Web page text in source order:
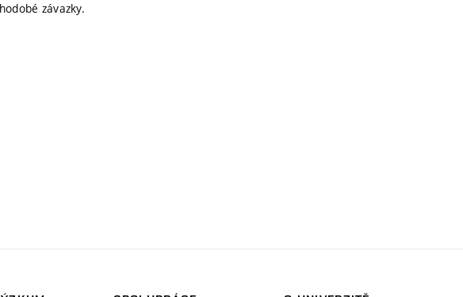
závazky.